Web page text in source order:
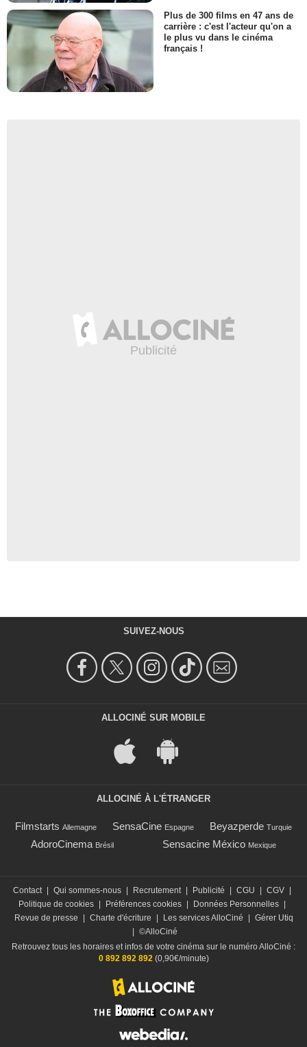
Plus de 300 films en 47 ans de
carrière : c'est l'acteur qu'on a
le plus vu dans le cinéma
français !
SUIVEZ-NOUS
ALLOCINÉ SUR MOBILE
ALLOCINÉ À L'ÉTRANGER
Filmstarts Allemagne SensaCine Espagne Beyazperde Turquie
AdoroCinema Brésil Sensacine México Mexique
Contact Qui sommes-nous Recrutement Publicité CGU CGV
Politique de cookies
Préférences cookies Données Personnelles
Revue de presse
Charte d'écriture Les services AlloCiné
Gérer Utiq
©AlloCiné
Retrouvez tous les horaires et infos de votre cinéma sur le numéro AlloCiné :
0 892 892 892(0,90€/minute)